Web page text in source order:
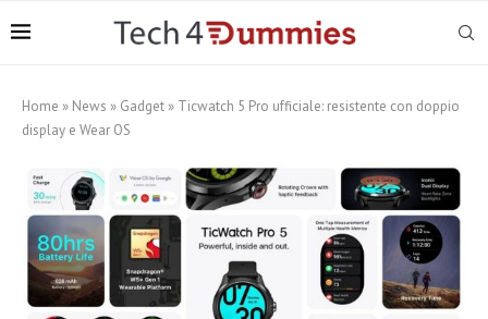
Home » News » Gadget » Ticwatch 5 Pro ufficiale: resistente con doppio
display e Wear OS